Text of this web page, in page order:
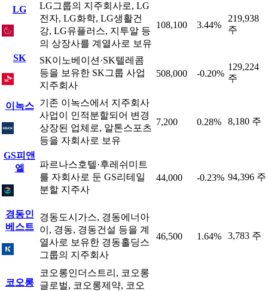
LG
LG그룹의 지주회사로, LG
전자, LG화학, LG생활건
강, LG유플러스, 지투알 등
의 상장사를 계열사로 보유
108,100 3.44%
219,938
주
SK
SK이노베이션·SK텔레콤
등을 보유한 SK그룹 사업
지주회사
508,000 -0.20%
129,224
주
이녹스
기존 이녹스에서 지주회사
사업이 인적분할되어 변경
상장된 업체로, 알톤스포츠
등을 자회사로 보유
7,200 0.28% 8,180 주
GS피앤
엘
파르나스호텔·후레쉬미트
를 자회사로 둔 GS리테일
분할 지주사
44,000 -0.23% 94,396 주
경동인
베스트
경동도시가스, 경동에너아
이, 경동, 경동건설 등을 계
열사로 보유한 경동홀딩스
그룹의 지주회사
46,500 1.64% 3,783 주
코오롱
코오롱인더스트리, 코오롱
글로벌, 코오롱제약, 코오